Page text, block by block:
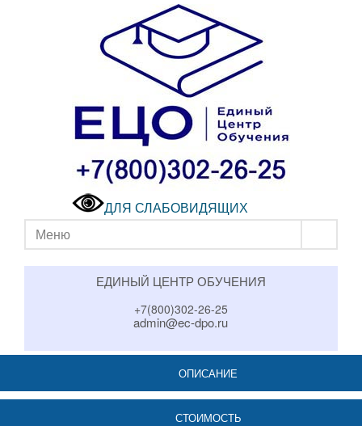
ДЛЯ СЛАБОВИДЯЩИХ
Меню
ЕДИНЫЙ ЦЕНТР ОБУЧЕНИЯ
+7(800)302-26-25
admin@ec-dpo.ru
ОПИСАНИЕ
СТОИМОСТЬ